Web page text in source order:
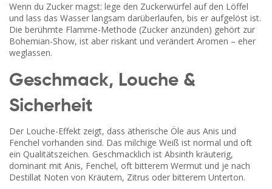
Wenn du Zucker magst: lege den Zuckerwürfel auf den Löffel
und lass das Wasser langsam darüberlaufen, bis er aufgelöst ist.
Die berühmte Flamme-Methode (Zucker anzünden) gehört zur
Bohemian-Show, ist aber riskant und verändert Aromen – eher
weglassen.
Geschmack, Louche &
Sicherheit
Der Louche-Effekt zeigt, dass ätherische Öle aus Anis und
Fenchel vorhanden sind. Das milchige Weiß ist normal und oft
ein Qualitätszeichen. Geschmacklich ist Absinth kräuterig,
dominant mit Anis, Fenchel, oft bitterem Wermut und je nach
Destillat Noten von Kräutern, Zitrus oder bitterem Unterton.